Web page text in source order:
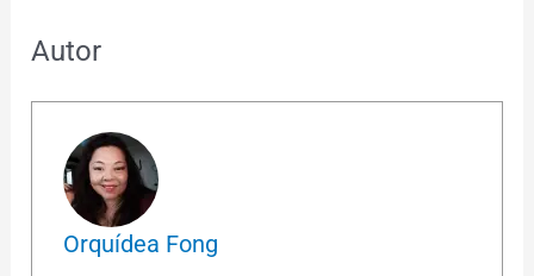
Autor
Orquídea Fong